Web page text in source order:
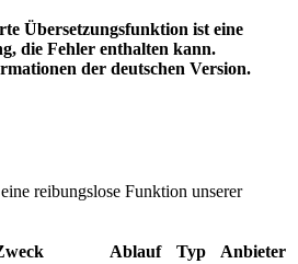
Übersetzungsfunktion ist eine
die Fehler enthalten kann.
der deutschen Version.
reibungslose Funktion unserer
Ablauf Typ Anbieter